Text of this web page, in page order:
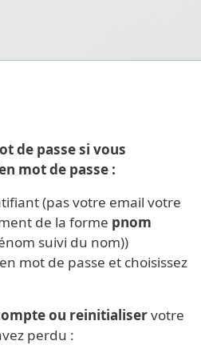
de passe si vous
mot de passe :
(pas votre email votre
de la forme pnom
suivi du nom))
mot de passe et choisissez
ou reinitialiservotre
perdu :